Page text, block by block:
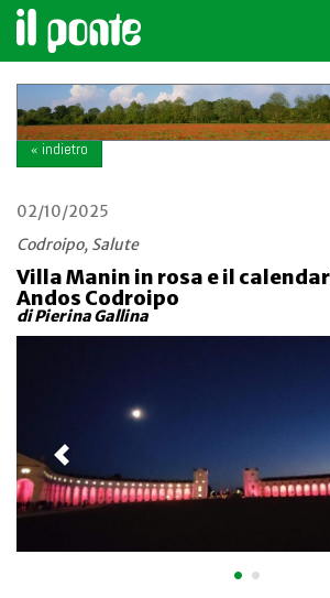
« indietro
02/10/2025
Codroipo, Salute
Villa Manin in rosa e il
Andos Codroipo
di Pierina Gallina
• •